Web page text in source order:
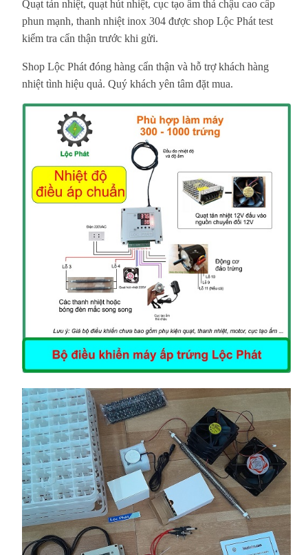
Quạt tản nhiệt, quạt hút nhiệt, cục tạo ẩm thả chậu cao cấp
phun mạnh, thanh nhiệt inox 304 được shop Lộc Phát test
kiểm tra cẩn thận trước khi gửi.
Shop Lộc Phát đóng hàng cẩn thận và hỗ trợ khách hàng
nhiệt tình hiệu quả. Quý khách yên tâm đặt mua.